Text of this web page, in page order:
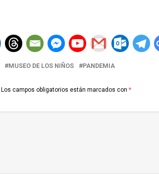
MUSEO DE LOS NIÑOS PANDEMIA
Los campos obligatorios están marcados con *